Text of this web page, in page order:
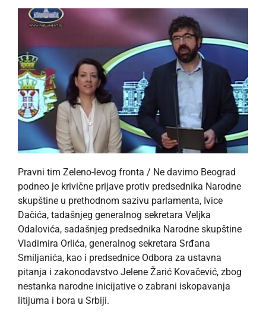
Pravni tim Zeleno-levog fronta / Ne davimo Beograd
podneo je krivične prijave protiv predsednika Narodne
skupštine u prethodnom sazivu parlamenta, Ivice
Dačića, tadašnjeg generalnog sekretara Veljka
Odalovića, sadašnjeg predsednika Narodne skupštine
Vladimira Orlića, generalnog sekretara Srđana
Smiljanića, kao i predsednice Odbora za ustavna
pitanja i zakonodavstvo Jelene Žarić Kovačević, zbog
nestanka narodne inicijative o zabrani iskopavanja
litijuma i bora u Srbiji.